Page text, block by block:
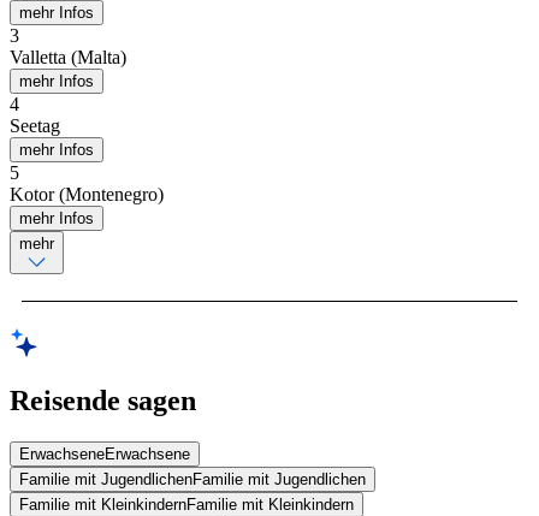
mehr Infos
3
Valletta (Malta)
mehr Infos
4
Seetag
mehr Infos
5
Kotor (Montenegro)
mehr Infos
mehr
Reisende sagen
ErwachseneErwachsene
Familie mit JugendlichenFamilie mit Jugendlichen
Familie mit KleinkindernFamilie mit Kleinkindern